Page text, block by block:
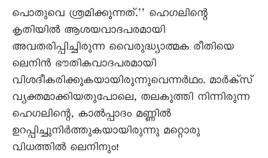
പൊതുവെ ശ്രമിക്കുന്നത്.’’ ഹെഗലിന്റെ
കൃതിയിൽ ആശയവാദപരമായി
അവതരിപ്പിച്ചിരുന്ന വെെരുദ്ധ്യാത്മക രീതിയെ
ലെനിൻ ഭൗതികവാദപരമായി
വിശദീകരിക്കുകയായിരുന്നുവെന്നർഥം. മാർക്സ്‌
വ്യക്തമാക്കിയതുപോലെ, തലകുത്തി നിന്നിരുന്ന
ഹെഗലിന്റെ, കാൽപ്പാദം മണ്ണിൽ
ഉറപ്പിച്ചുനിർത്തുകയായിരുന്നു മറ്റൊരു
വിധത്തിൽ ലെനിനും!